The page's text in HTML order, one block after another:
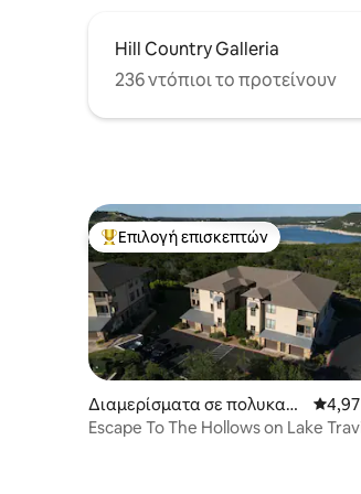
Hill Country Galleria
236 ντόπιοι το προτείνουν
Κορυφαία επιλογή επισκεπτών
Επιλογή επισκεπτών
Διαμερίσματα σε πολυκατο
ικία στην πόλη Jonestown
Μέση
Escape To The Hollows on Lake